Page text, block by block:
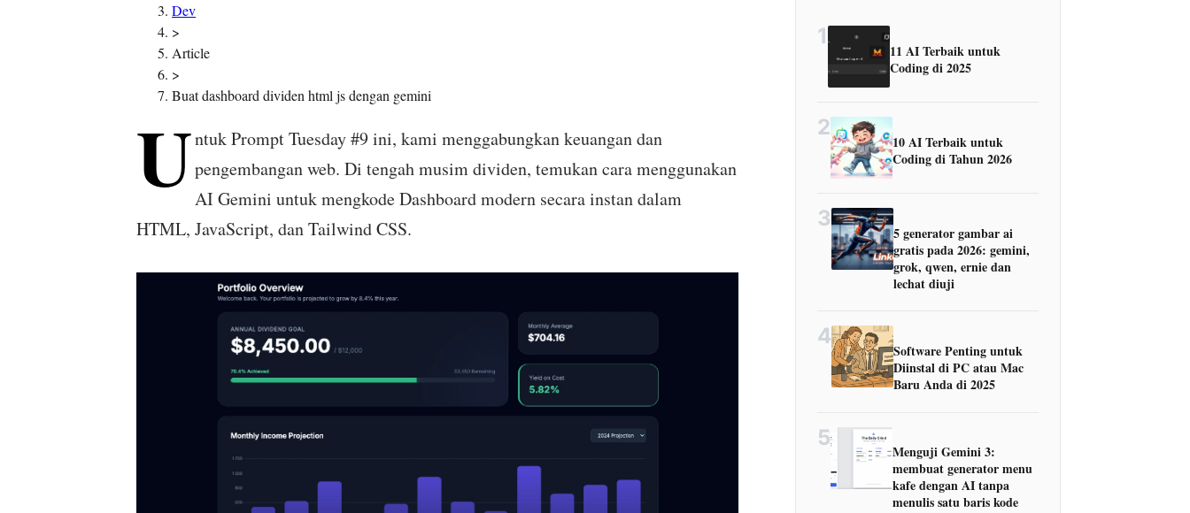
Dev
>
Article
>
Buat dashboard dividen html js dengan gemini
Untuk Prompt Tuesday #9 ini, kami menggabungkan keuangan dan
pengembangan web. Di tengah musim dividen, temukan cara menggunakan
AI Gemini untuk mengkode Dashboard modern secara instan dalam
HTML, JavaScript, dan Tailwind CSS.
1
11 AI Terbaik untuk
Coding di 2025
2
10 AI Terbaik untuk
Coding di Tahun 2026
3
5 generator gambar ai
gratis pada 2026: gemini,
grok, qwen, ernie dan
lechat diuji
4
Software Penting untuk
Diinstal di PC atau Mac
Baru Anda di 2025
5
Menguji Gemini 3:
membuat generator menu
kafe dengan AI tanpa
menulis satu baris kode